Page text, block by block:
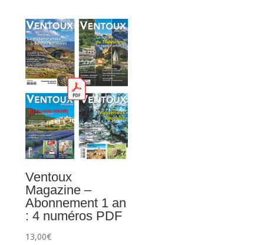
prix :
19,00€
à
49,00€
Ventoux
Magazine –
Abonnement 1 an
: 4 numéros PDF
13,00€